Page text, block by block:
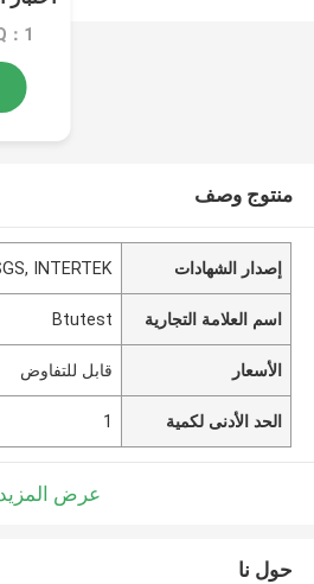
：1
منتوج وصف
إصدار الشهادات INTERTEK
اسم العلامة التجارية Btutest
الأسعار قابل للتفاوض
الحد الأدنى لكمية 1
عرض المزيد
حول نا